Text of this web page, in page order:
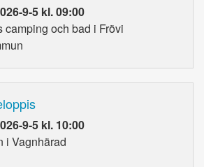
9-5 kl. 09:00
camping och bad i Frövi
9-5 kl. 10:00
i Vagnhärad